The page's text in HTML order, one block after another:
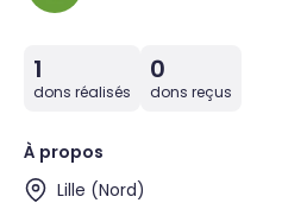
1
dons réalisés
0
dons reçus
À propos
Lille (Nord)